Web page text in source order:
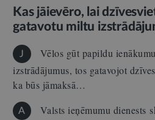
Kas jāievēro, lai
gatavotu miltu
J
Vēlos gūt papildu
izstrādājumus, tos gatavojot
ka būs jāmaksā…
A
Valsts ieņēmumu dienests